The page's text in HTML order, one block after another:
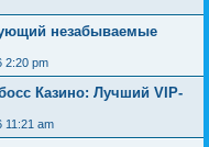
незабываемые
2:20 pm
Казино: Лучший VIP-
11:21 am